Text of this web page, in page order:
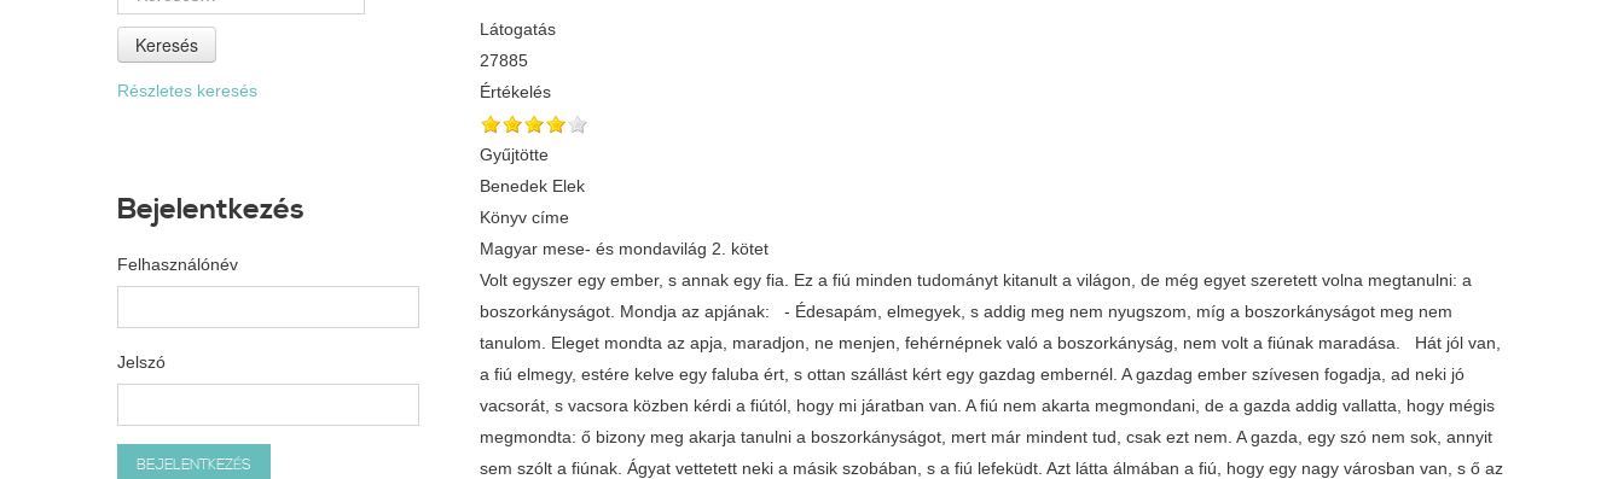
Látogatás
27885
Értékelés
Gyűjtötte
Benedek Elek
Könyv címe
Magyar mese- és mondavilág 2. kötet
Volt egyszer egy ember, s annak egy fia. Ez a fiú minden tudományt kitanult a világon, de még egyet szeretett volna megtanulni: a
boszorkányságot. Mondja az apjának: - Édesapám, elmegyek, s addig meg nem nyugszom, míg a boszorkányságot meg nem
tanulom. Eleget mondta az apja, maradjon, ne menjen, fehérnépnek való a boszorkányság, nem volt a fiúnak maradása. Hát jól van,
a fiú elmegy, estére kelve egy faluba ért, s ottan szállást kért egy gazdag embernél. A gazdag ember szívesen fogadja, ad neki jó
vacsorát, s vacsora közben kérdi a fiútól, hogy mi járatban van. A fiú nem akarta megmondani, de a gazda addig vallatta, hogy mégis
megmondta: ő bizony meg akarja tanulni a boszorkányságot, mert már mindent tud, csak ezt nem. A gazda, egy szó nem sok, annyit
sem szólt a fiúnak. Ágyat vettetett neki a másik szobában, s a fiú lefeküdt. Azt látta álmában a fiú, hogy egy nagy városban van, s ő az
Keresés
Részletes keresés
Bejelentkezés
Felhasználónév
Jelszó